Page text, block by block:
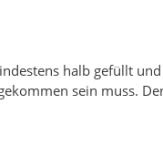
halb gefüllt
sein muss.